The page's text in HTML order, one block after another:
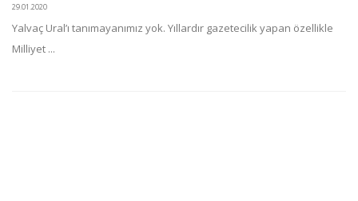
29.01.2020
Yalvaç Ural’ı tanımayanımız yok. Yıllardır gazetecilik yapan özellikle
Milliyet ...